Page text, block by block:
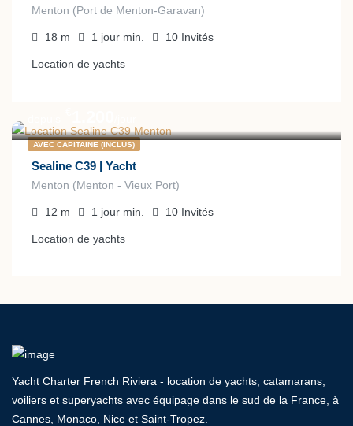
Menton (Port de Menton-Garavan)
18 m 1 jour min. 10 Invités
Location de yachts
AVEC CAPITAINE (INCLUS)
Sealine C39 | Yacht
Menton (Menton - Vieux Port)
12 m 1 jour min. 10 Invités
Location de yachts
Yacht Charter French Riviera - location de yachts, catamarans,
voiliers et superyachts avec équipage dans le sud de la France, à
Cannes, Monaco, Nice et Saint-Tropez.